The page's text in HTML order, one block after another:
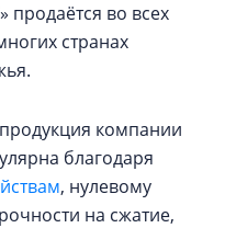
во всех
странах
компании
благодаря
, нулевому
на сжатие,